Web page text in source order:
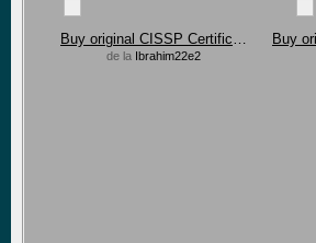
Buy original CISSP Certification in Brazil, USA
de la Ibrahim22e2